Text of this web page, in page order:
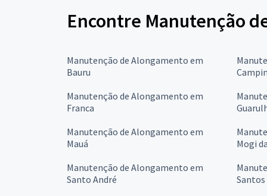
Encontre Manutenção
Manutenção de Alongamento em
Bauru
Manutenção de Alongamento em
Franca
Manutenção de Alongamento em
Mauá
Mogi
Manutenção de Alongamento em
Santo André
Santos